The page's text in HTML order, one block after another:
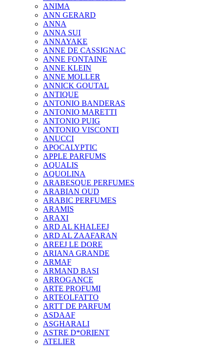
ANIMA
ANN GERARD
ANNA
ANNA SUI
ANNAYAKE
ANNE DE CASSIGNAC
ANNE FONTAINE
ANNE KLEIN
ANNE MOLLER
ANNICK GOUTAL
ANTIQUE
ANTONIO BANDERAS
ANTONIO MARETTI
ANTONIO PUIG
ANTONIO VISCONTI
ANUCCI
APOCALYPTIC
APPLE PARFUMS
AQUALIS
AQUOLINA
ARABESQUE PERFUMES
ARABIAN OUD
ARABIC PERFUMES
ARAMIS
ARAXI
ARD AL KHALEEJ
ARD AL ZAAFARAN
AREEJ LE DORE
ARIANA GRANDE
ARMAF
ARMAND BASI
ARROGANCE
ARTE PROFUMI
ARTEOLFATTO
ARTT DE PARFUM
ASDAAF
ASGHARALI
ASTRE D*ORIENT
ATELIER